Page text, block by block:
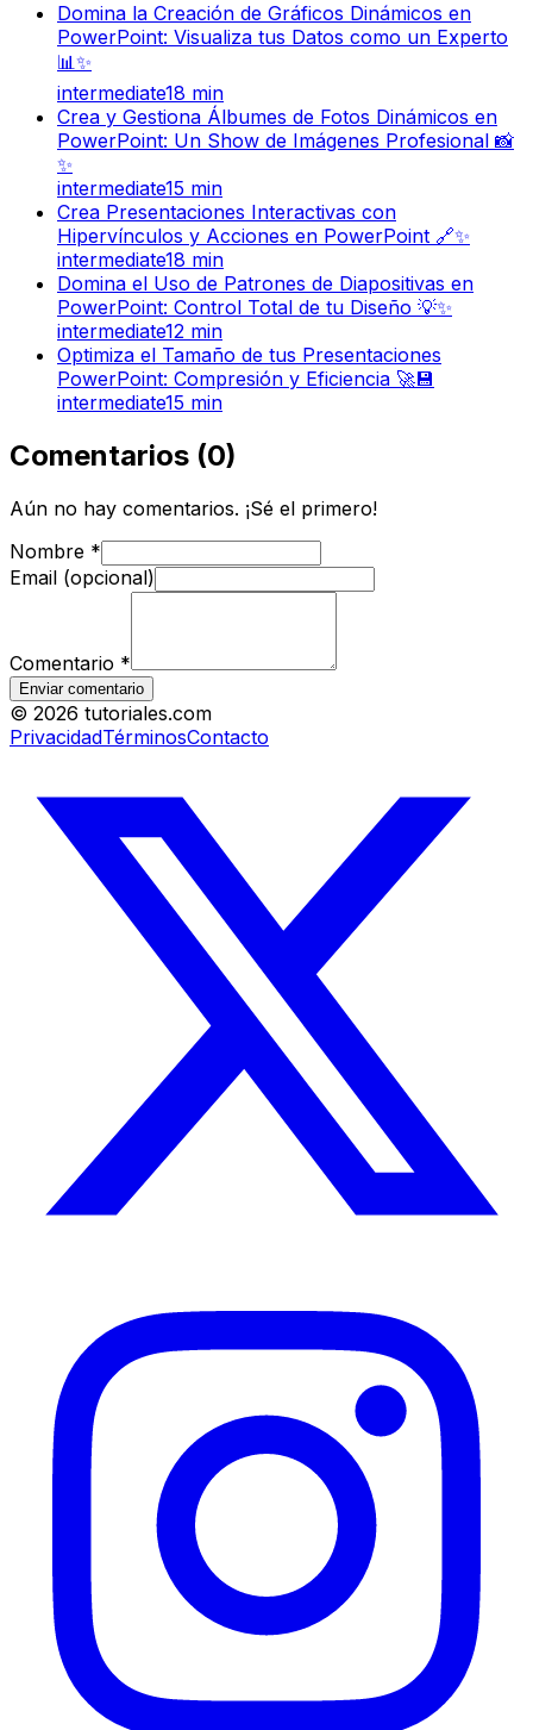
Domina la Creación de Gráficos Dinámicos en
PowerPoint: Visualiza tus Datos como un Experto
📊✨
intermediate18 min
Crea y Gestiona Álbumes de Fotos Dinámicos en
PowerPoint: Un Show de Imágenes Profesional 📸
✨
intermediate15 min
Crea Presentaciones Interactivas con
Hipervínculos y Acciones en PowerPoint 🔗✨
intermediate18 min
Domina el Uso de Patrones de Diapositivas en
PowerPoint: Control Total de tu Diseño 💡✨
intermediate12 min
Optimiza el Tamaño de tus Presentaciones
PowerPoint: Compresión y Eficiencia 🚀💾
intermediate15 min
Comentarios (0)
Aún no hay comentarios. ¡Sé el primero!
Nombre *
Email (opcional)
Comentario *
Enviar comentario
© 2026 tutoriales.com
PrivacidadTérminosContacto